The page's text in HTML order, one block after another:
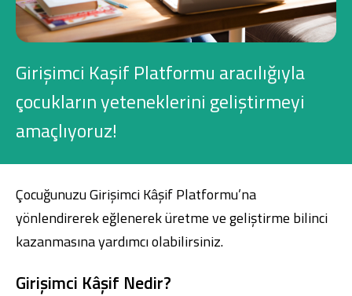
Konut Finansmanı
Yatırım Fonları
Ticari Kartlar
Tarım Finansmanı
Leasing
Yatırım
Girişimci Kaşif Platformu aracılığıyla
çocukların yeteneklerini geliştirmeyi
amaçlıyoruz!
ÇocuğunuzuGirişimci Kâşif Platformu’na
yönlendirerek eğlenerek üretme ve geliştirme bilinci
kazanmasına yardımcı olabilirsiniz.
Girişimci Kâşif Nedir?